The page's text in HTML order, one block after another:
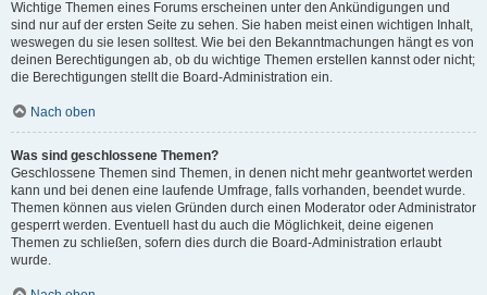
Wichtige Themen eines Forums erscheinen unter den Ankündigungen und
sind nur auf der ersten Seite zu sehen. Sie haben meist einen wichtigen Inhalt,
weswegen du sie lesen solltest. Wie bei den Bekanntmachungen hängt es von
deinen Berechtigungen ab, ob du wichtige Themen erstellen kannst oder nicht;
die Berechtigungen stellt die Board-Administration ein.
Nach oben
Was sind geschlossene Themen?
Geschlossene Themen sind Themen, in denen nicht mehr geantwortet werden
kann und bei denen eine laufende Umfrage, falls vorhanden, beendet wurde.
Themen können aus vielen Gründen durch einen Moderator oder Administrator
gesperrt werden. Eventuell hast du auch die Möglichkeit, deine eigenen
Themen zu schließen, sofern dies durch die Board-Administration erlaubt
wurde.